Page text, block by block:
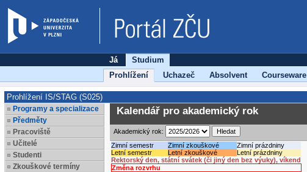
Já
Studium
Prohlížení
Uchazeč Absolvent Courseware
Prohlížení IS/STAG (S025)
Programy a specializace
Předměty
Pracoviště
Učitelé
Studenti
Zkouškové termíny
Kalendář pro akademický rok
Akademický rok:
Zimní semestr
Zimní zkouškové
Zimní prázdniny
Letní semestr
Letní zkouškové
Letní prázdniny
Rektorský den, státní svátek (či jiný den bez výuky), víkend
Změna rozvrhu